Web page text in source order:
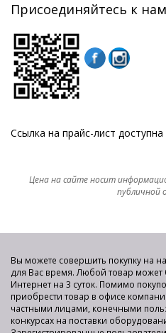
Присоединяйтесь к
Ссылка на прайс-лист доступна
Цена на сайте носит
публичной
Вы можете совершить покупку на
для Вас время. Любой товар
Интернет на 3 суток. Помимо
приобрести товар в офисе
частными лицами, конечными
конкурсах на поставки